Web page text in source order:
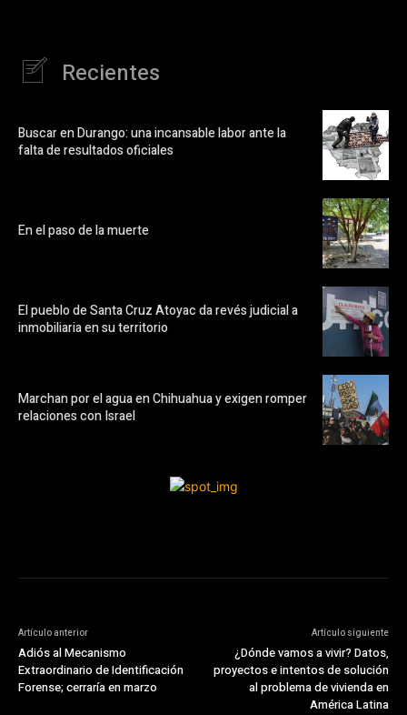
Recientes
Buscar en Durango: una incansable labor ante la
falta de resultados oficiales
En el paso de la muerte
El pueblo de Santa Cruz Atoyac da revés judicial a
inmobiliaria en su territorio
Marchan por el agua en Chihuahua y exigen romper
relaciones con Israel
Artículo anterior
Adiós al Mecanismo
Extraordinario de Identificación
Forense; cerraría en marzo
Artículo siguiente
¿Dónde vamos a vivir? Datos,
proyectos e intentos de solución
al problema de vivienda en
América Latina